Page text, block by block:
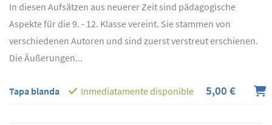
In diesen Aufsätzen aus neuerer Zeit sind pädagogische
Aspekte für die 9. - 12. Klasse vereint. Sie stammen von
verschiedenen Autoren und sind zuerst verstreut erschienen.
Die Äußerungen...
Tapa blanda Inmediatamente disponible 5,00 €